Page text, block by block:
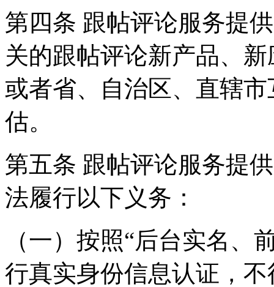
第四条 跟帖评论服务提
关的跟帖评论新产品、
或者省、自治区、直辖
估。
第五条 跟帖评论服务提
法履行以下义务：
（一）按照“后台实名、
行真实身份信息认证，